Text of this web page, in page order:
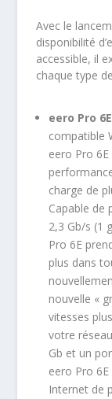
Avec le
disponibilité
accessible, il
chaque type
eero Pro
compatible
eero Pro
charge de
Capable de
2,3 Gb/s (1
Pro 6E
plus dans
nouvelle «
vitesses
votre
Gb et un
eero Pro
Internet de